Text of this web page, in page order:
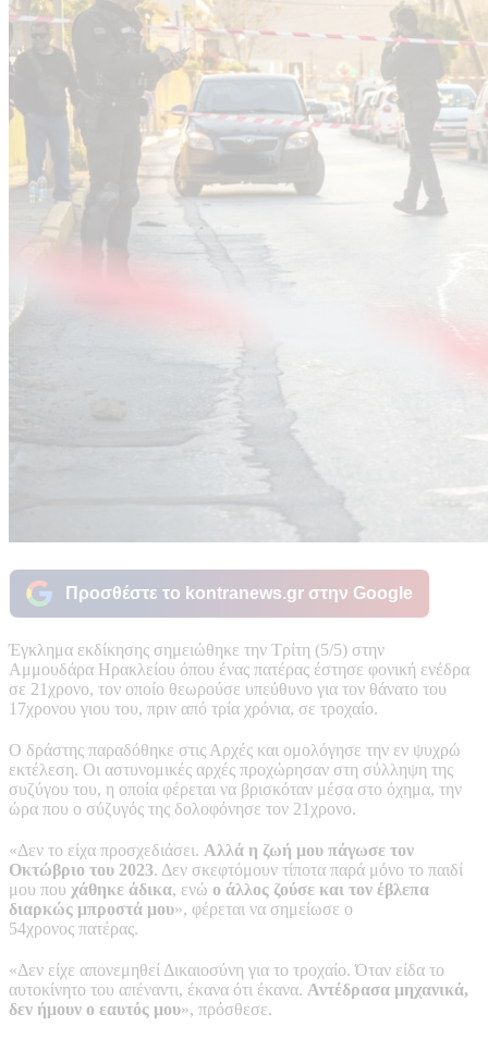
Προσθέστε το kontranews.gr στην Google
Έγκλημα εκδίκησης σημειώθηκε την Τρίτη (5/5) στην
Αμμουδάρα Ηρακλείου όπου ένας πατέρας έστησε φονική ενέδρα
σε 21χρονο, τον οποίο θεωρούσε υπεύθυνο για τον θάνατο του
17χρονου γιου του, πριν από τρία χρόνια, σε τροχαίο.
Ο δράστης παραδόθηκε στις Αρχές και ομολόγησε την εν ψυχρώ
εκτέλεση. Οι αστυνομικές αρχές προχώρησαν στη σύλληψη της
συζύγου του, η οποία φέρεται να βρισκόταν μέσα στο όχημα, την
ώρα που ο σύζυγός της δολοφόνησε τον 21χρονο.
«Δεν το είχα προσχεδιάσει. Αλλά η ζωή μου πάγωσε τον
Οκτώβριο του 2023. Δεν σκεφτόμουν τίποτα παρά μόνο το παιδί
μου που χάθηκε άδικα, ενώ ο άλλος ζούσε και τον έβλεπα
διαρκώς μπροστά μου», φέρεται να σημείωσε ο
54χρονος πατέρας.
«Δεν είχε απονεμηθεί Δικαιοσύνη για το τροχαίο. Όταν είδα το
αυτοκίνητο του απέναντι, έκανα ότι έκανα. Αντέδρασα μηχανικά,
δεν ήμουν ο εαυτός μου», πρόσθεσε.